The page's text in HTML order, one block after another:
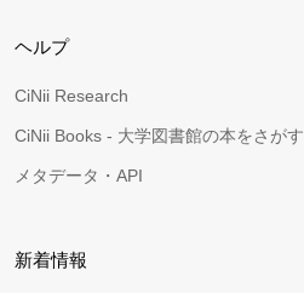
ヘルプ
CiNii Research
CiNii Books - 大学図書館の本をさがす
メタデータ・API
新着情報